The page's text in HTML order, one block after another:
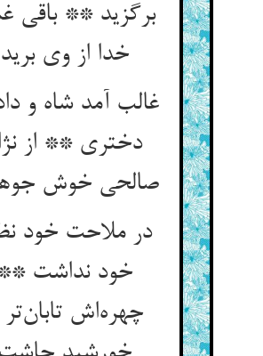
برگزید ** باقی
خدا از وی برید
غالب آمد شاه و
دختری ** از
صالحی خوش
در ملاحت خود
خود نداشت
چهره‌اش تابان‌تر